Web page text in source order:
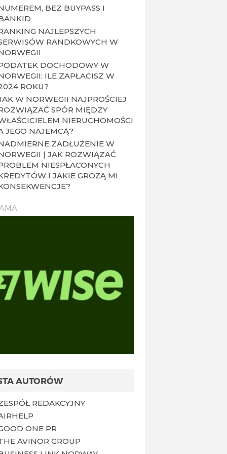
BEZ BUYPASS I
NAJLEPSZYCH
RANDKOWYCH W
DOCHODOWY W
ILE ZAPŁACISZ W
ROKU?
W NORWEGII NAJPROŚCIEJ
SPÓR MIĘDZY
NIERUCHOMOŚCI
JEGO NAJEMCĄ?
ZADŁUŻENIE W
| JAK ROZWIĄZAĆ
NIESPŁACONYCH
I JAKIE GROŻĄ MI
AUTORÓW
REDAKCYJNY
ONE PR
AVINOR GROUP